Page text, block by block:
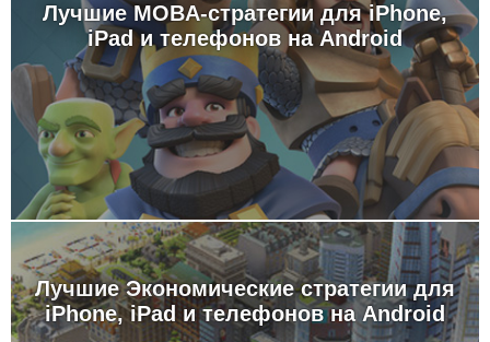
Лучшие MOBA-стратегии для iPhone,
iPad и телефонов на Android
Лучшие Экономические стратегии для
iPhone, iPad и телефонов на Android